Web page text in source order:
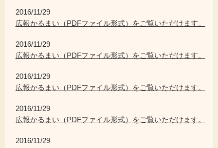
2016/11/29
広報かるまい（PDFファイル形式）をご覧いただけます。
2016/11/29
広報かるまい（PDFファイル形式）をご覧いただけます。
2016/11/29
広報かるまい（PDFファイル形式）をご覧いただけます。
2016/11/29
広報かるまい（PDFファイル形式）をご覧いただけます。
2016/11/29